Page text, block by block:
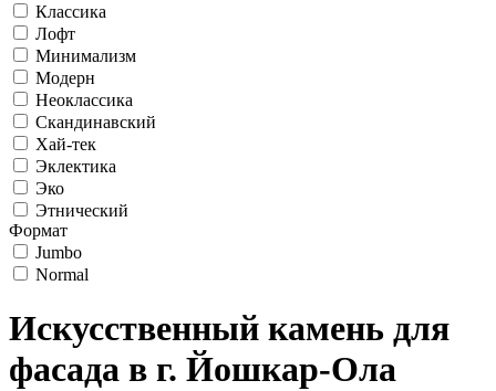
Классика
Лофт
Минимализм
Модерн
Неоклассика
Скандинавский
Хай-тек
Эклектика
Эко
Этнический
Формат
Jumbo
Normal
Искусственный камень для
фасада в г. Йошкар-Ола